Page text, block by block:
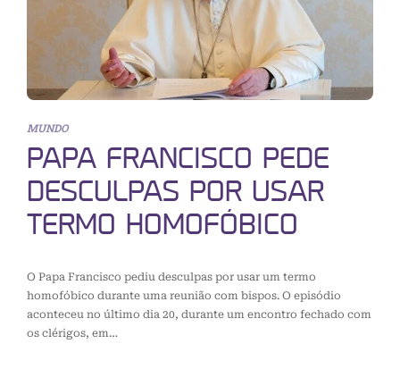
MUNDO
PAPA FRANCISCO PEDE
DESCULPAS POR USAR
TERMO HOMOFÓBICO
O Papa Francisco pediu desculpas por usar um termo
homofóbico durante uma reunião com bispos. O episódio
aconteceu no último dia 20, durante um encontro fechado com
os clérigos, em…